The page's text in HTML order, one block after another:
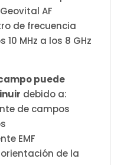
AF
de frecuencia
MHz a los 8 GHz
puede
debido a:
de campos
EMF
de la